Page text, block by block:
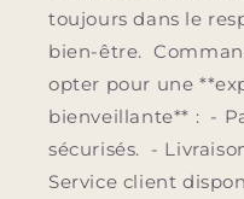
toujours dans le
bien-être.
opter pour une
bienveillante** : -
sécurisés. -
Service client